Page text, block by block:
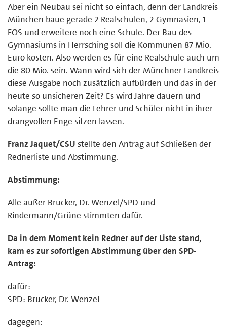
Aber ein Neubau sei nicht so einfach, denn der Landkreis
München baue gerade 2 Realschulen, 2 Gymnasien, 1
FOS und erweitere noch eine Schule. Der Bau des
Gymnasiums in Herrsching soll die Kommunen 87 Mio.
Euro kosten. Also werden es für eine Realschule auch um
die 80 Mio. sein. Wann wird sich der Münchner Landkreis
diese Ausgabe noch zusätzlich aufbürden und das in der
heute so unsicheren Zeit? Es wird Jahre dauern und
solange sollte man die Lehrer und Schüler nicht in ihrer
drangvollen Enge sitzen lassen.
Franz Jaquet/CSU stellte den Antrag auf Schließen der
Rednerliste und Abstimmung.
Abstimmung:
Alle außer Brucker, Dr. Wenzel/SPD und
Rindermann/Grüne stimmten dafür.
Da in dem Moment kein Redner auf der Liste stand,
kam es zur sofortigen Abstimmung über den SPD-
Antrag:
dafür:
SPD: Brucker, Dr. Wenzel
dagegen: